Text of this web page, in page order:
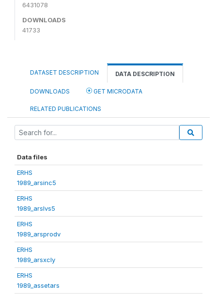
6431078
DOWNLOADS
41733
DATASET DESCRIPTION DATA DESCRIPTION
DOWNLOADS GET MICRODATA
RELATED PUBLICATIONS
Data files
ERHS
1989_arsinc5
ERHS
1989_arslvs5
ERHS
1989_arsprodv
ERHS
1989_arsxcly
ERHS
1989_assetars